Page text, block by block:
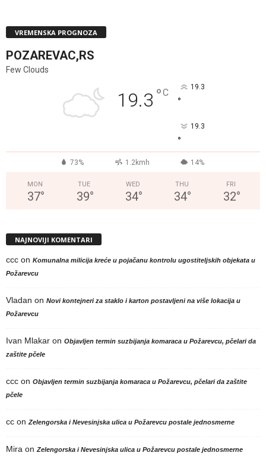
VREMENSKA PROGNOZA
POZAREVAC,RS
Few Clouds
19.3 °C 19.3
°
19.3
°
73% 1.2kmh 14%
MON
37°
TUE
39°
WED
34°
THU
34°
FRI
32°
NAJNOVIJI KOMENTARI
ccc on Komunalna milicija kreće u pojačanu kontrolu ugostiteljskih objekata u
Požarevcu
Vladan on Novi kontejneri za staklo i karton postavljeni na više lokacija u
Požarevcu
Ivan Mlakar on Objavljen termin suzbijanja komaraca u Požarevcu, pčelari da
zaštite pčele
ccc on Objavljen termin suzbijanja komaraca u Požarevcu, pčelari da zaštite
pčele
cc on Zelengorska i Nevesinjska ulica u Požarevcu postale jednosmerne
Mira on Zelengorska i Nevesinjska ulica u Požarevcu postale jednosmerne